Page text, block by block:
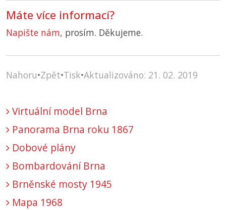
Máte více informací?
Napište nám, prosím. Děkujeme.
Nahoru•Zpět•Tisk•Aktualizováno: 21. 02. 2019
Virtuální model Brna
Panorama Brna roku 1867
Dobové plány
Bombardování Brna
Brněnské mosty 1945
Mapa 1968